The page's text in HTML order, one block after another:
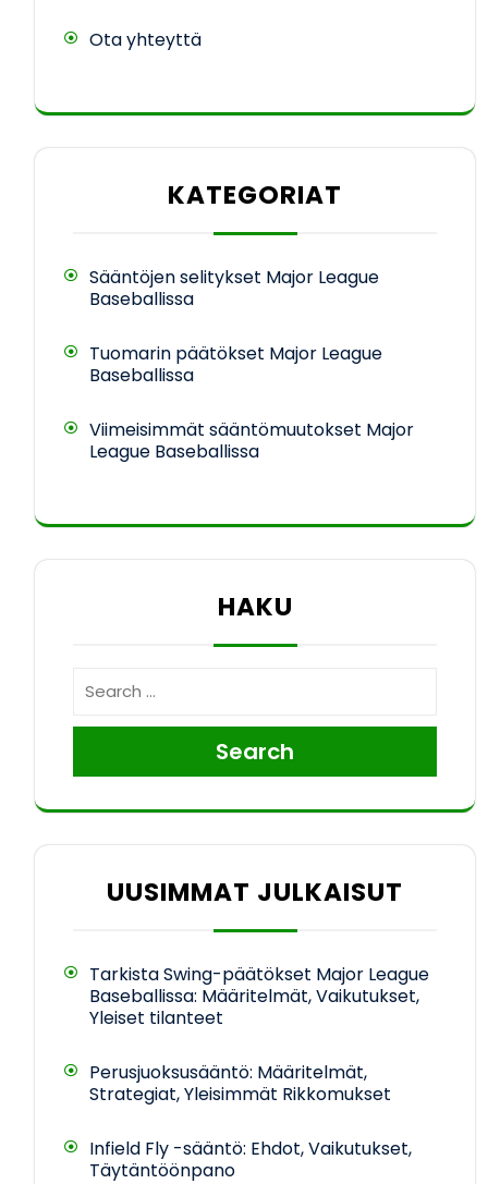
Ota yhteyttä
KATEGORIAT
Sääntöjen selitykset Major League
Baseballissa
Tuomarin päätökset Major League
Baseballissa
Viimeisimmät sääntömuutokset Major
League Baseballissa
HAKU
Search
UUSIMMAT JULKAISUT
Tarkista Swing-päätökset Major League
Baseballissa: Määritelmät, Vaikutukset,
Yleiset tilanteet
Perusjuoksusääntö: Määritelmät,
Strategiat, Yleisimmät Rikkomukset
Infield Fly -sääntö: Ehdot, Vaikutukset,
Täytäntöönpano